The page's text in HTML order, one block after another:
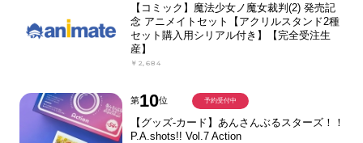
【コミック】魔法少女ノ魔女裁判(2) 発売記
念 アニメイトセット【アクリルスタンド2種
セット購入用シリアル付き】【完全受注生
産】
￥2,684
第10位
【グッズ-カード】あんさんぶるスターズ！！
P.A.shots!! Vol.7 Action
予約受付中